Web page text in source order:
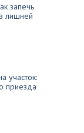
запечь
лишней
участок:
приезда